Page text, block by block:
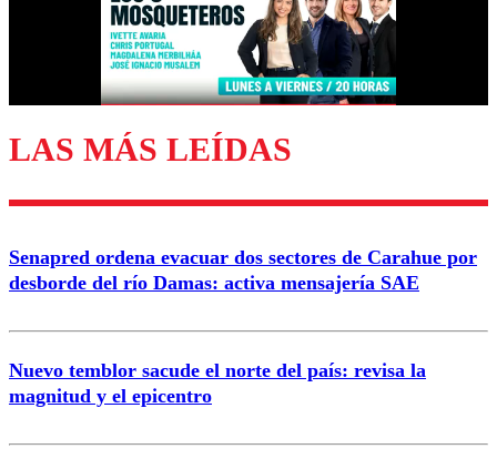
Enviar comentario
LAS MÁS LEÍDAS
Senapred ordena evacuar dos sectores de Carahue por
desborde del río Damas: activa mensajería SAE
Nuevo temblor sacude el norte del país: revisa la
magnitud y el epicentro